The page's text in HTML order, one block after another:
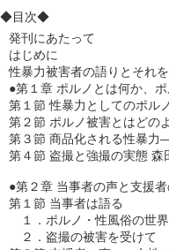
◆目次◆
発刊にあたって
はじめに
性暴力被害者の語りとそれ
●第１章 ポルノとは何か、
第１節 性暴力としてのポル
第２節 ポルノ被害とはどの
第３節 商品化される性暴
第４節 盗撮と強撮の実態
●第２章 当事者の声と支援
第１節 当事者は語る
１．ポルノ・性風俗の世
２．盗撮の被害を受けて